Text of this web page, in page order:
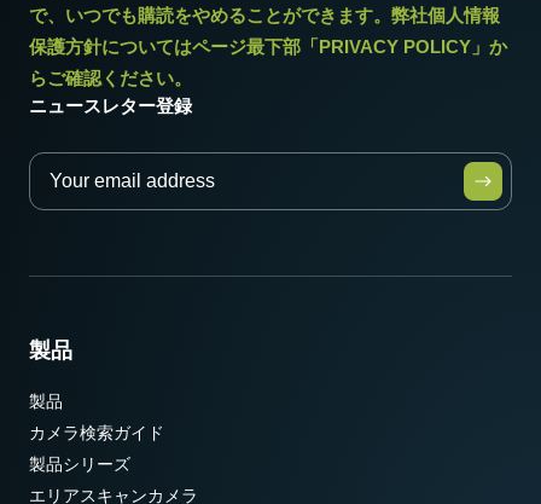
で、いつでも購読をやめることができます。弊社個人情報
保護方針についてはページ最下部「PRIVACY POLICY」か
らご確認ください。
ニュースレター登録
製品
製品
カメラ検索ガイド
製品シリーズ
エリアスキャンカメラ